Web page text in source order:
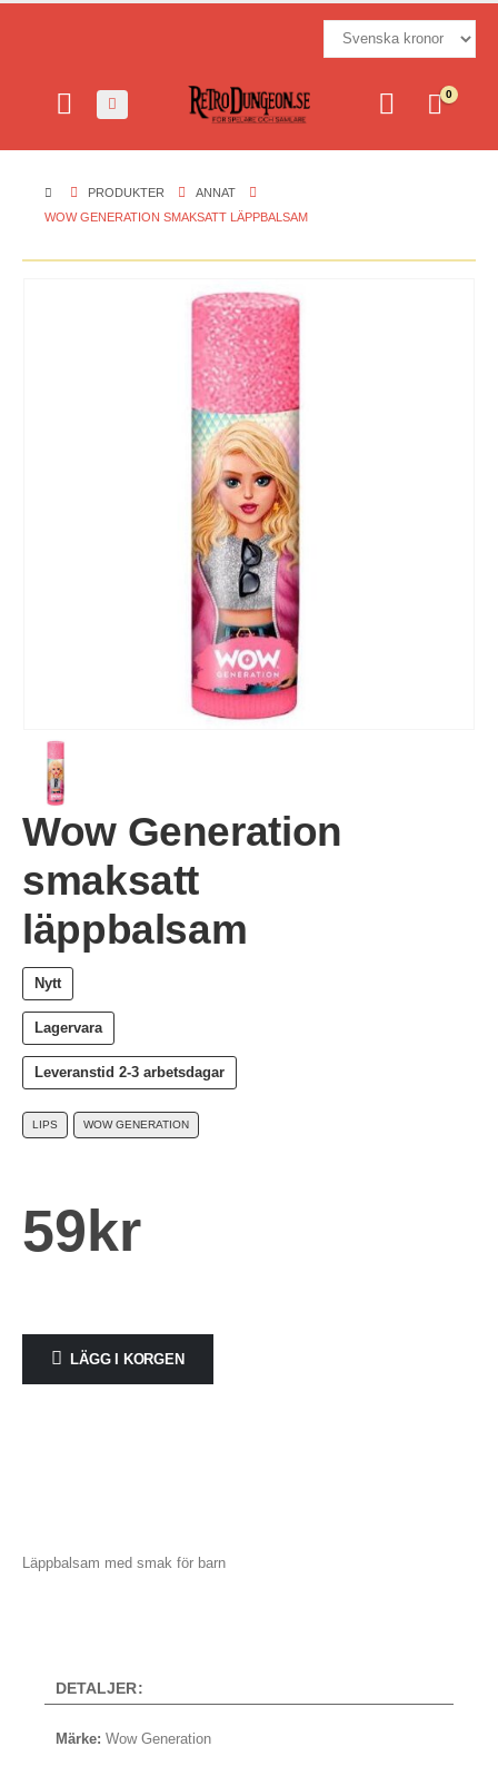
0
PRODUKTER
ANNAT
WOW GENERATION SMAKSATT LÄPPBALSAM
Wow Generation
smaksatt
läppbalsam
Nytt
Lagervara
Leveranstid 2-3 arbetsdagar
LIPS WOW GENERATION
59 kr
LÄGG I KORGEN
Läppbalsam med smak för barn
DETALJER:
Märke: Wow Generation